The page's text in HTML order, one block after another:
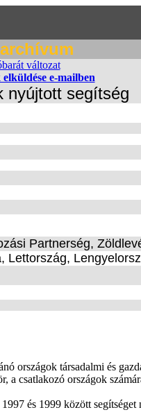
változat
e-mailben
nyújtott segítség
Partnerség,
országok társadalmi és
csatlakozó országok
és 1999 között